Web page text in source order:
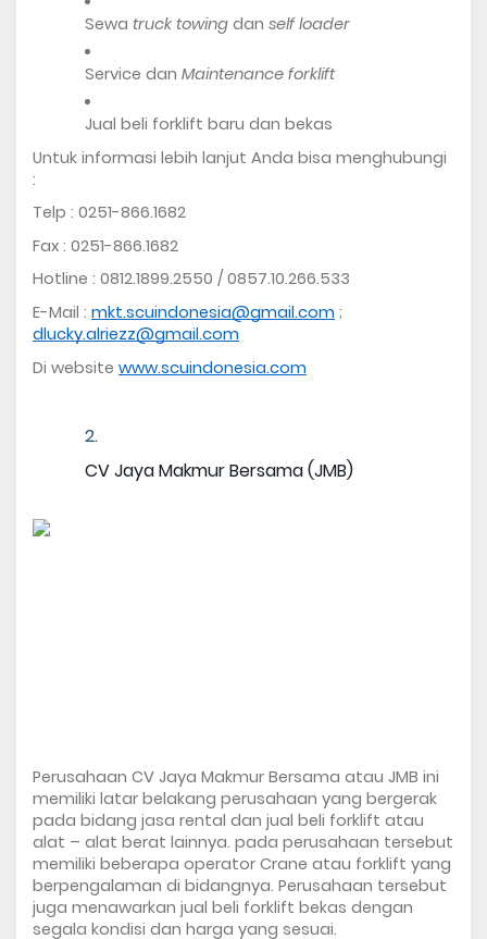
Sewa truck towing dan self loader
Service dan Maintenance forklift
Jual beli forklift baru dan bekas
Untuk informasi lebih lanjut Anda bisa menghubungi
:
Telp : 0251-866.1682
Fax : 0251-866.1682
Hotline : 0812.1899.2550 / 0857.10.266.533
E-Mail : mkt.scuindonesia@gmail.com
dlucky.alriezz@gmail.com
Di website www.scuindonesia.com
CV Jaya Makmur Bersama (JMB)
Perusahaan CV Jaya Makmur Bersama atau JMB ini
memiliki latar belakang perusahaan yang bergerak
pada bidang jasa rental dan jual beli forklift atau
alat – alat berat lainnya. pada perusahaan tersebut
memiliki beberapa operator Crane atau forklift yang
berpengalaman di bidangnya. Perusahaan tersebut
juga menawarkan jual beli forklift bekas dengan
segala kondisi dan harga yang sesuai.